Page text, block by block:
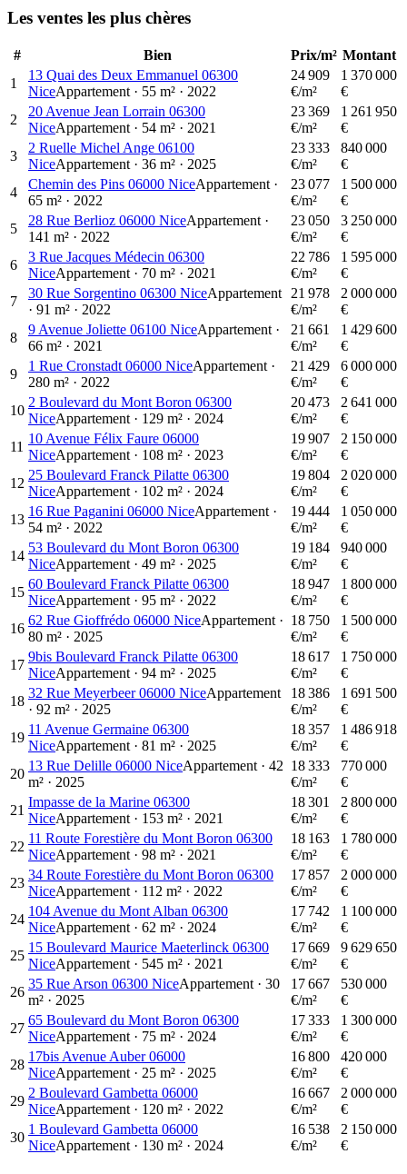
Les ventes les plus chères
# Bien Prix/m² Montant
1
13 Quai des Deux Emmanuel 06300
NiceAppartement · 55 m² · 2022
24 909
€/m²
1 370 000
€
2
20 Avenue Jean Lorrain 06300
NiceAppartement · 54 m² · 2021
23 369
€/m²
1 261 950
€
3
2 Ruelle Michel Ange 06100
NiceAppartement · 36 m² · 2025
23 333
€/m²
840 000
€
4
Chemin des Pins 06000 NiceAppartement ·
65 m² · 2022
23 077
€/m²
1 500 000
€
5
28 Rue Berlioz 06000 NiceAppartement ·
141 m² · 2022
23 050
€/m²
3 250 000
€
6
3 Rue Jacques Médecin 06300
NiceAppartement · 70 m² · 2021
22 786
€/m²
1 595 000
€
7
30 Rue Sorgentino 06300 NiceAppartement
· 91 m² · 2022
21 978
€/m²
2 000 000
€
8
9 Avenue Joliette 06100 NiceAppartement ·
66 m² · 2021
21 661
€/m²
1 429 600
€
9
1 Rue Cronstadt 06000 NiceAppartement ·
280 m² · 2022
21 429
€/m²
6 000 000
€
10
2 Boulevard du Mont Boron 06300
NiceAppartement · 129 m² · 2024
20 473
€/m²
2 641 000
€
11
10 Avenue Félix Faure 06000
NiceAppartement · 108 m² · 2023
19 907
€/m²
2 150 000
€
12
25 Boulevard Franck Pilatte 06300
NiceAppartement · 102 m² · 2024
19 804
€/m²
2 020 000
€
13
16 Rue Paganini 06000 NiceAppartement ·
54 m² · 2022
19 444
€/m²
1 050 000
€
14
53 Boulevard du Mont Boron 06300
NiceAppartement · 49 m² · 2025
19 184
€/m²
940 000
€
15
60 Boulevard Franck Pilatte 06300
NiceAppartement · 95 m² · 2022
18 947
€/m²
1 800 000
€
16
62 Rue Gioffrédo 06000 NiceAppartement ·
80 m² · 2025
18 750
€/m²
1 500 000
€
17
9bis Boulevard Franck Pilatte 06300
NiceAppartement · 94 m² · 2025
18 617
€/m²
1 750 000
€
18
32 Rue Meyerbeer 06000 NiceAppartement
· 92 m² · 2025
18 386
€/m²
1 691 500
€
19
11 Avenue Germaine 06300
NiceAppartement · 81 m² · 2025
18 357
€/m²
1 486 918
€
20
13 Rue Delille 06000 NiceAppartement · 42
m² · 2025
18 333
€/m²
770 000
€
21
Impasse de la Marine 06300
NiceAppartement · 153 m² · 2021
18 301
€/m²
2 800 000
€
22
11 Route Forestière du Mont Boron 06300
NiceAppartement · 98 m² · 2021
18 163
€/m²
1 780 000
€
23
34 Route Forestière du Mont Boron 06300
NiceAppartement · 112 m² · 2022
17 857
€/m²
2 000 000
€
24
104 Avenue du Mont Alban 06300
NiceAppartement · 62 m² · 2024
17 742
€/m²
1 100 000
€
25
15 Boulevard Maurice Maeterlinck 06300
NiceAppartement · 545 m² · 2021
17 669
€/m²
9 629 650
€
26
35 Rue Arson 06300 NiceAppartement · 30
m² · 2025
17 667
€/m²
530 000
€
27
65 Boulevard du Mont Boron 06300
NiceAppartement · 75 m² · 2024
17 333
€/m²
1 300 000
€
28
17bis Avenue Auber 06000
NiceAppartement · 25 m² · 2025
16 800
€/m²
420 000
€
29
2 Boulevard Gambetta 06000
NiceAppartement · 120 m² · 2022
16 667
€/m²
2 000 000
€
30
1 Boulevard Gambetta 06000
NiceAppartement · 130 m² · 2024
16 538
€/m²
2 150 000
€